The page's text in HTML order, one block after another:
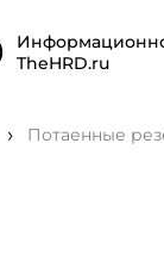
TheHRD.ru
Потаенные